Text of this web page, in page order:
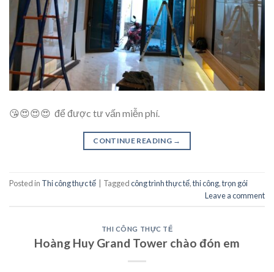
😘😍😍😍 để được tư vấn miễn phí.
CONTINUE READING →
Posted in Thi công thực tế | Taggedcông trình thực tế,thi công,trọn gói
Leave a comment
THI CÔNG THỰC TẾ
Hoàng Huy Grand Tower chào đón em